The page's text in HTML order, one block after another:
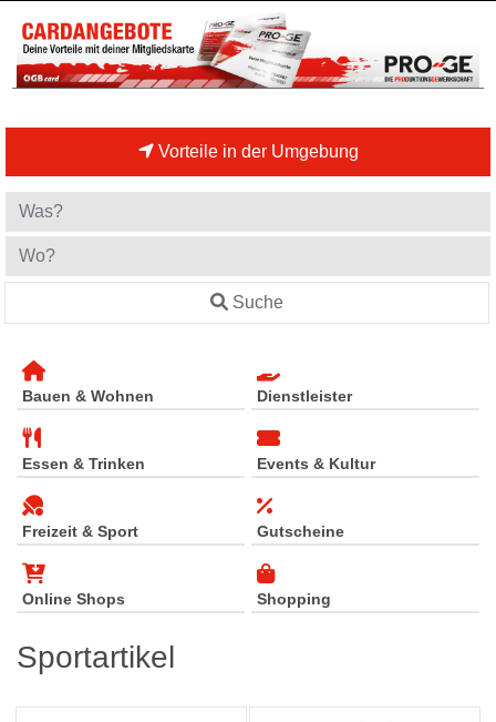
Vorteile in der Umgebung
Suche
Bauen & Wohnen Dienstleister
Essen & Trinken Events & Kultur
Freizeit & Sport Gutscheine
Online Shops Shopping
Sportartikel